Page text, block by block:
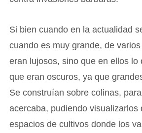
Si bien cuando en la actualidad
cuando es muy grande, de
eran lujosos, sino que en ellos
que eran oscuros, ya que
Se construían sobre colinas,
acercaba, pudiendo
espacios de cultivos donde los